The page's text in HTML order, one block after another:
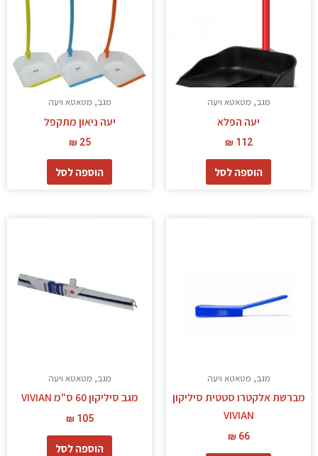
מגב, מטאטא ויעה
יעה הפלא
₪ 112
הוספה לסל
מגב, מטאטא ויעה
יעה ניאון מתקפל
₪ 25
הוספה לסל
מגב, מטאטא ויעה
מברשת אלקטרו סטטית סיליקון
VIVIAN
₪ 66
מגב, מטאטא ויעה
מגב סיליקון 60 ס"מ VIVIAN
₪ 105
הוספה לסל